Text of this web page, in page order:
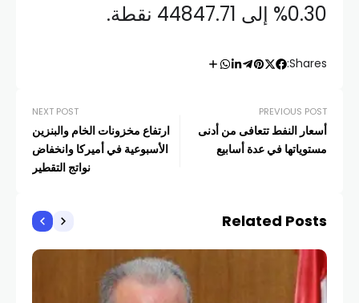
0.30% إلى 44847.71 نقطة.
Shares:
PREVIOUS POST
أسعار النفط تتعافى من أدنى
مستوياتها في عدة أسابيع
NEXT POST
ارتفاع مخزونات الخام والبنزين
الأسبوعية في أميركا وانخفاض
نواتج التقطير
Related Posts